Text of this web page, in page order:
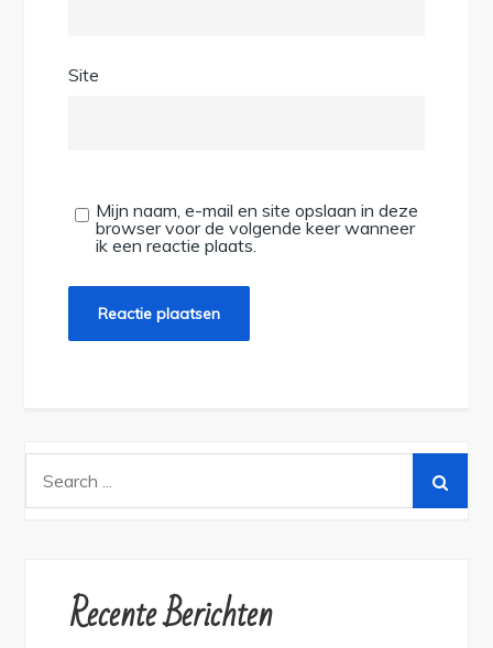
Site
Mijn naam, e-mail en site opslaan in deze
browser voor de volgende keer wanneer
ik een reactie plaats.
Recente Berichten